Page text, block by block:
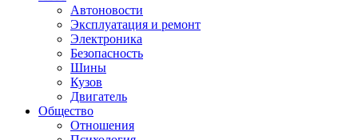
Автоновости
Эксплуатация и ремонт
Электроника
Безопасность
Шины
Кузов
Двигатель
Общество
Отношения